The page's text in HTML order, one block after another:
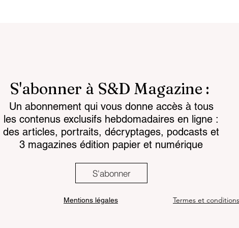
from
to strategic
Customs 2030: a new era
takes shape
S'abonner à S&D Magazine :
Un abonnement qui vous donne accès à tous
les contenus exclusifs hebdomadaires en ligne :
des articles, portraits, décryptages, podcasts et
3 magazines édition papier et numérique
S'abonner
Mentions légales Termes et